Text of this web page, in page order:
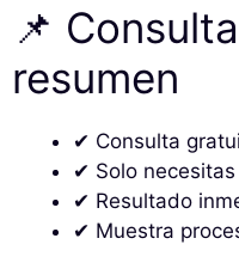
📌
resumen
✔ Consulta
✔ Solo
✔ Resultado
✔ Muestra